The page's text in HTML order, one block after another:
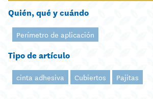
Quién, qué y cuándo
Perímetro de aplicación
Tipo de artículo
cinta adhesiva Cubiertos Pajitas